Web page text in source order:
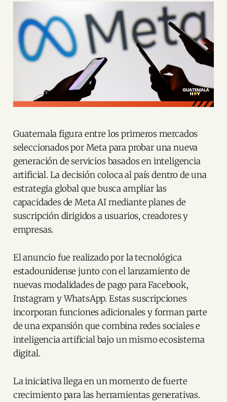
Guatemala figura entre los primeros mercados
seleccionados por Meta para probar una nueva
generación de servicios basados en inteligencia
artificial. La decisión coloca al país dentro de una
estrategia global que busca ampliar las
capacidades de Meta AI mediante planes de
suscripción dirigidos a usuarios, creadores y
empresas.
El anuncio fue realizado por la tecnológica
estadounidense junto con el lanzamiento de
nuevas modalidades de pago para Facebook,
Instagram y WhatsApp. Estas suscripciones
incorporan funciones adicionales y forman parte
de una expansión que combina redes sociales e
inteligencia artificial bajo un mismo ecosistema
digital.
La iniciativa llega en un momento de fuerte
crecimiento para las herramientas generativas.